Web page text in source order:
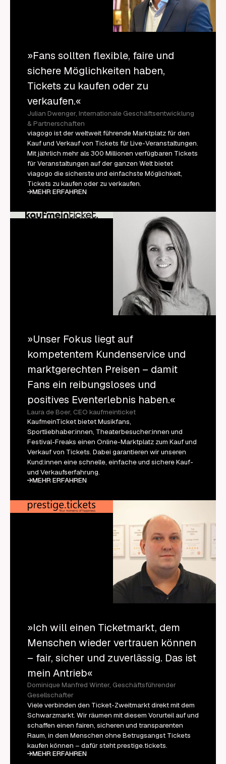
»Fans sollten flexible, faire und
sichere Möglichkeiten haben,
Tickets zu kaufen oder zu
verkaufen.«
Julian Dwenger, Internationale Geschäftsentwicklung
& Partnerschaften
viagogo ist der weltweit führende Marktplatz für den
Kauf und Verkauf von Tickets für Live-Veranstaltungen.
Mit jährlich mehr als 300 Millionen verfügbaren Tickets
für Veranstaltungen auf der ganzen Welt bietet
viagogo die sicherste und einfachste Möglichkeit,
Tickets zu kaufen oder zu verkaufen.
MEHR ERFAHREN
»Unser Fokus liegt auf
kompetentem Kundenservice und
marktgerechten Preisen – damit
Fans ein reibungsloses und
positives Eventerlebnis haben.«
Laura de Boer, CEO kaufmeinticket
KaufmeinTicket bietet Musikfans,
Sportliebhaber:innen, Theaterbesucher:innen und
Festival-Freaks einen Online-Marktplatz zum Kauf und
Verkauf von Tickets. Dabei garantieren wir unseren
Kund:innen eine schnelle, einfache und sichere Kauf-
und Verkaufserfahrung.
MEHR ERFAHREN
»Ich will einen Ticketmarkt, dem
Menschen wieder vertrauen können
– fair, sicher und zuverlässig. Das ist
mein Antrieb«
Dominique Manfred Winter, Geschäftsführender
Gesellschafter
Viele verbinden den Ticket-Zweitmarkt direkt mit dem
Schwarzmarkt. Wir räumen mit diesem Vorurteil auf und
schaffen einen fairen, sicheren und transparenten
Raum, in dem Menschen ohne Betrugsangst Tickets
kaufen können – dafür steht prestige.tickets.
MEHR ERFAHREN